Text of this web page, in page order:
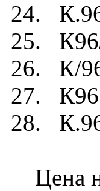
24.
25.
26. К/
27.
28.
Цена